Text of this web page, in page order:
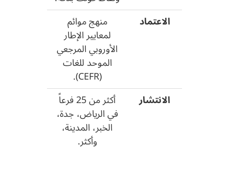
الاعتماد
منهج موائم
لمعايير الإطار
الأوروبي المرجعي
الموحد للغات
الانتشار
أكثر من 25 فرعاً
في الرياض، جدة،
الخبر، المدينة،
وأكثر.